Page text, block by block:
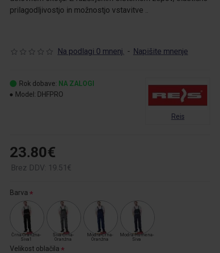
prilagodljivostjo in možnostjo vstavitve ..
Na podlagi 0 mnenj. - Napišite mnenje
23.80€
Brez DDV: 19.51€
Rok dobave: NA ZALOGI
Model: DHFPRO
Reis
Barva
Črna-Oranžna-
Siva1
Siva-Črna-
Oranžna
Modra-Črna-
Oranžna
Modra-Rumena-
Siva
Velikost oblačila